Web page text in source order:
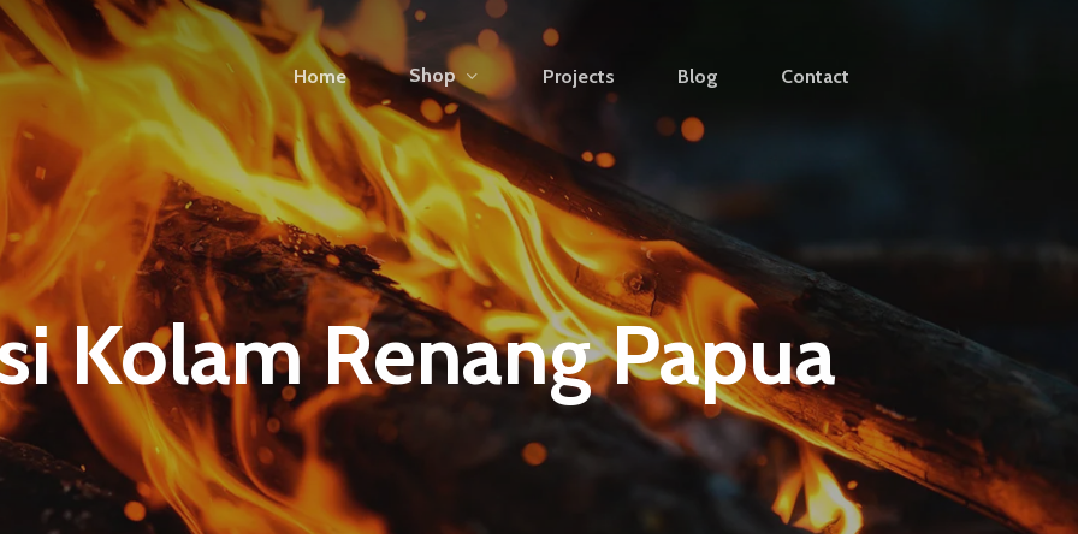
Home Shop Projects Blog Contact
Kolam Renang Papua